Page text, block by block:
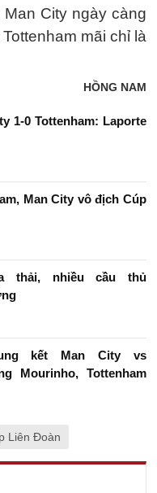
City ngày càng
mãi chỉ là
HỒNG NAM
1-0 Tottenham: Laporte
Man City vô địch Cúp
thải, nhiều cầu thủ
kết Man City vs
Mourinho, Tottenham
Liên Đoàn